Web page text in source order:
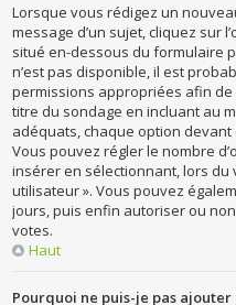
Lorsque vous rédigez un
message d’un sujet, cliquez sur
situé en-dessous du formulaire
n’est pas disponible, il est
permissions appropriées afin
titre du sondage en incluant au
adéquats, chaque option
Vous pouvez régler le nombre
insérer en sélectionnant, lors du
utilisateur ». Vous pouvez
jours, puis enfin autoriser ou
votes.
Haut
Pourquoi ne puis-je pas ajouter